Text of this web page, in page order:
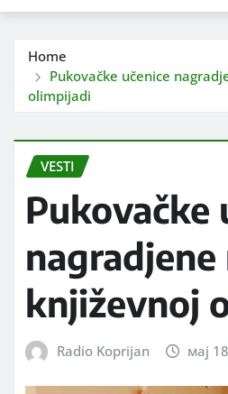
Home
Pukovačke učenice
olimpijadi
VESTI
Pukovačke
nagradjene
književnoj
Radio Koprijan мај